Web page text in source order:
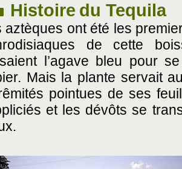
Histoire du Tequila
aztèques ont été les
de cette
l’agave bleu pour
Mais la plante servait
pointues de ses
et les dévôts se